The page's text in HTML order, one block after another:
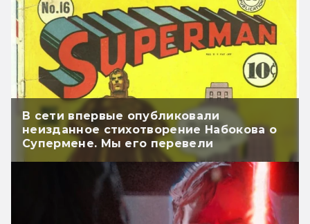
В сети впервые опубликовали
неизданное стихотворение Набокова о
Супермене. Мы его перевели